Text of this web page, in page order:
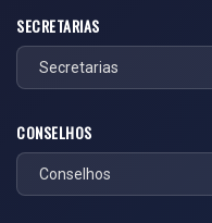
SECRETARIAS
CONSELHOS